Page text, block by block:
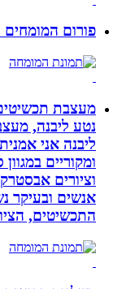
פורום המומחים
מעצבת תכשיטים,
נטע ליבנה,
ליבנה אני אמנית,
ומקוריים במגוון
וציורים
אנשים ובעיקר
התכשיטים,